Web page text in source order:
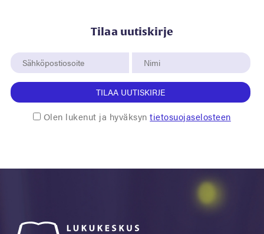
Tilaa uutiskirje
TILAA UUTISKIRJE
Olen lukenut ja hyväksyntietosuojaselosteen